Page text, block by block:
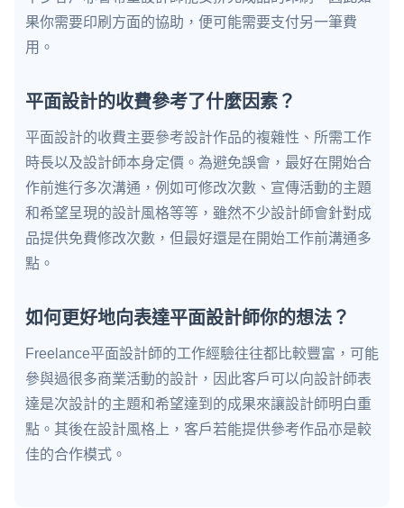
果你需要印刷方面的協助，便可能需要支付另一筆費
用。
平面設計的收費參考了什麼因素？
平面設計的收費主要參考設計作品的複雜性、所需工作
時長以及設計師本身定價。為避免誤會，最好在開始合
作前進行多次溝通，例如可修改次數、宣傳活動的主題
和希望呈現的設計風格等等，雖然不少設計師會針對成
品提供免費修改次數，但最好還是在開始工作前溝通多
點。
如何更好地向表達平面設計師你的想法？
Freelance平面設計師的工作經驗往往都比較豐富，可能
參與過很多商業活動的設計，因此客戶可以向設計師表
達是次設計的主題和希望達到的成果來讓設計師明白重
點。其後在設計風格上，客戶若能提供參考作品亦是較
佳的合作模式。